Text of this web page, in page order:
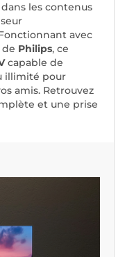
les contenus
avec
de Philips, ce
capable de
illimité pour
amis. Retrouvez
et une prise